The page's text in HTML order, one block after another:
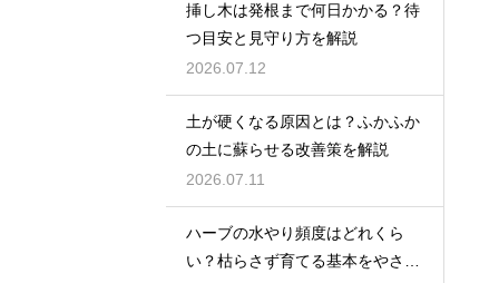
挿し木は発根まで何日かかる？待
つ目安と見守り方を解説
2026.07.12
土が硬くなる原因とは？ふかふか
の土に蘇らせる改善策を解説
2026.07.11
ハーブの水やり頻度はどれくら
い？枯らさず育てる基本をやさし